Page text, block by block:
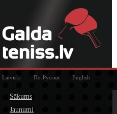
Latviski По-Русски English
Sākums
Jaunumi